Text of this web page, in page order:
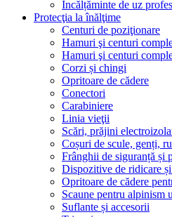
Încălțăminte de uz
Protecţia la înălţime
Centuri de poziţionare
Hamuri şi centuri
Hamuri şi centuri
Corzi și chingi
Opritoare de cădere
Conectori
Carabiniere
Linia vieţii
Scări, prăjini
Coșuri de scule, genți,
Frânghii de siguranță și
Dispozitive de ridicare
Opritoare de cădere
Scaune pentru alpinism
Suflante și accesorii